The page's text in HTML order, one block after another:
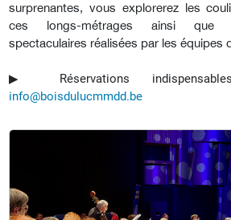
surprenantes, vous explorerez les
ces longs-métrages ainsi que
spectaculaires réalisées par les équipes
▶︎ Réservations
info@boisdulucmmdd.be